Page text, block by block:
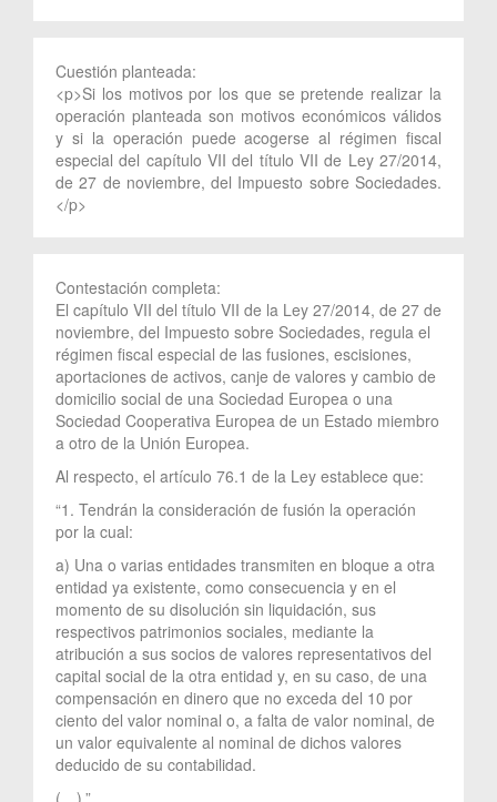
Cuestión planteada:
<p>Si los motivos por los que se pretende realizar la
operación planteada son motivos económicos válidos
y si la operación puede acogerse al régimen fiscal
especial del capítulo VII del título VII de Ley 27/2014,
de 27 de noviembre, del Impuesto sobre Sociedades.
</p>
Contestación completa:
El capítulo VII del título VII de la Ley 27/2014, de 27 de
noviembre, del Impuesto sobre Sociedades, regula el
régimen fiscal especial de las fusiones, escisiones,
aportaciones de activos, canje de valores y cambio de
domicilio social de una Sociedad Europea o una
Sociedad Cooperativa Europea de un Estado miembro
a otro de la Unión Europea.
Al respecto, el artículo 76.1 de la Ley establece que:
“1. Tendrán la consideración de fusión la operación
por la cual:
a) Una o varias entidades transmiten en bloque a otra
entidad ya existente, como consecuencia y en el
momento de su disolución sin liquidación, sus
respectivos patrimonios sociales, mediante la
atribución a sus socios de valores representativos del
capital social de la otra entidad y, en su caso, de una
compensación en dinero que no exceda del 10 por
ciento del valor nominal o, a falta de valor nominal, de
un valor equivalente al nominal de dichos valores
deducido de su contabilidad.
(…).”